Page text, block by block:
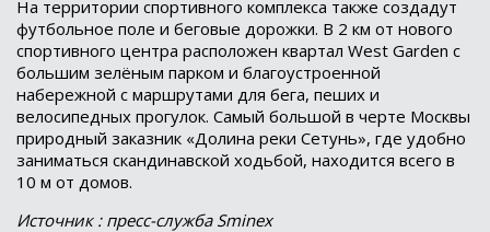
На территории спортивного комплекса также создадут
футбольное поле и беговые дорожки. В 2 км от нового
спортивного центра расположен квартал West Garden с
большим зелёным парком и благоустроенной
набережной с маршрутами для бега, пеших и
велосипедных прогулок. Самый большой в черте Москвы
природный заказник «Долина реки Сетунь», где удобно
заниматься скандинавской ходьбой, находится всего в
10 м от домов.
Источник : пресс-служба Sminex